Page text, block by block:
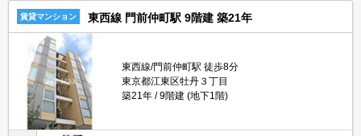
賃貸マンション 東西線 門前仲町駅 9階建 築21年
東西線/門前仲町駅 徒歩8分
東京都江東区牡丹３丁目
築21年
9階建 (地下1階)